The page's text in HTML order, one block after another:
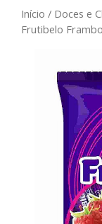
Início / Doces e
Frutibelo